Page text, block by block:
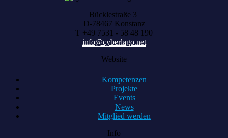
Bücklestraße 3
D-78467 Konstanz
T +49 7531 - 58 48 190
info@cyberlago.net
Website
Kompetenzen
Projekte
Events
News
Mitglied werden
Info